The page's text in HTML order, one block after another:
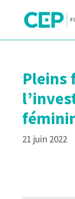
Pleins
21 juin 2022